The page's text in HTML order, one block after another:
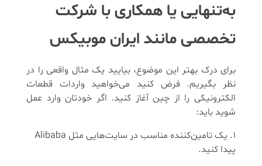
به‌تنهایی یا همکاری با شرکت
تخصصی مانند ایران موبیکس
برای درک بهتر این موضوع، بیایید یک مثال واقعی را در
نظر بگیریم. فرض کنید می‌خواهید واردات قطعات
الکترونیکی را از چین آغاز کنید. اگر خودتان وارد عمل
شوید باید:
یک تامین‌کننده مناسب در سایت‌هایی مثل Alibaba
پیدا کنید.